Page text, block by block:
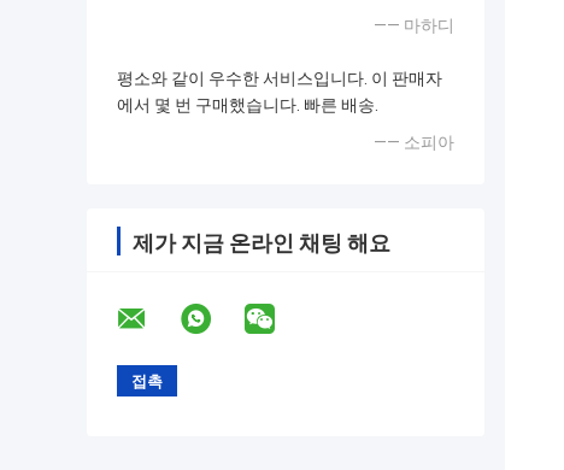
—— 마하디
평소와 같이 우수한 서비스입니다. 이 판매자
에서 몇 번 구매했습니다. 빠른 배송.
—— 소피아
제가 지금 온라인 채팅 해요